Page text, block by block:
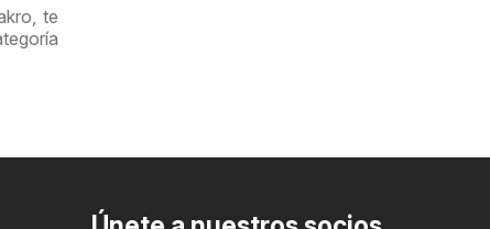
te